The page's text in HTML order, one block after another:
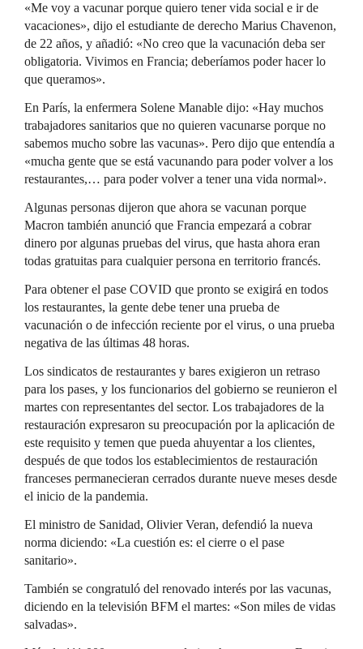
«Me voy a vacunar porque quiero tener vida social e ir de
vacaciones», dijo el estudiante de derecho Marius Chavenon,
de 22 años, y añadió: «No creo que la vacunación deba ser
obligatoria. Vivimos en Francia; deberíamos poder hacer lo
que queramos».
En París, la enfermera Solene Manable dijo: «Hay muchos
trabajadores sanitarios que no quieren vacunarse porque no
sabemos mucho sobre las vacunas». Pero dijo que entendía a
«mucha gente que se está vacunando para poder volver a los
restaurantes,… para poder volver a tener una vida normal».
Algunas personas dijeron que ahora se vacunan porque
Macron también anunció que Francia empezará a cobrar
dinero por algunas pruebas del virus, que hasta ahora eran
todas gratuitas para cualquier persona en territorio francés.
Para obtener el pase COVID que pronto se exigirá en todos
los restaurantes, la gente debe tener una prueba de
vacunación o de infección reciente por el virus, o una prueba
negativa de las últimas 48 horas.
Los sindicatos de restaurantes y bares exigieron un retraso
para los pases, y los funcionarios del gobierno se reunieron el
martes con representantes del sector. Los trabajadores de la
restauración expresaron su preocupación por la aplicación de
este requisito y temen que pueda ahuyentar a los clientes,
después de que todos los establecimientos de restauración
franceses permanecieran cerrados durante nueve meses desde
el inicio de la pandemia.
El ministro de Sanidad, Olivier Veran, defendió la nueva
norma diciendo: «La cuestión es: el cierre o el pase
sanitario».
También se congratuló del renovado interés por las vacunas,
diciendo en la televisión BFM el martes: «Son miles de vidas
salvadas».